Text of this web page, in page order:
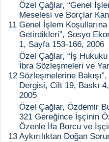
11
Özel Çağlar, “Genel
Meselesi ve Borçlar
Genel İşlem
Getirdikleri”, Sosyo
1, Sayfa 153-166, 2006
12
Özel Çağlar, “İş
İbra Sözleşmeleri ve
Sözleşmelerine
Dergisi, Cilt 19, Baskı
2005
13
Özel Çağlar, Özdemir
321 Gereğince İşçinin
Özenle İfa Borcu ve
Aykırılıktan Doğan